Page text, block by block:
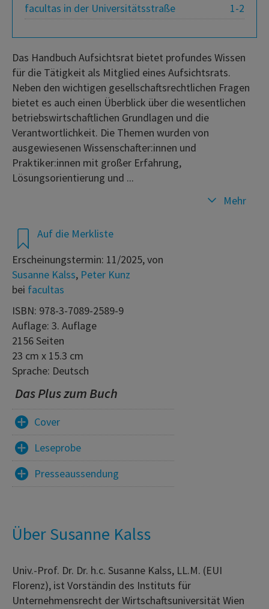
1-2
facultas in der Universitätsstraße
Auf die Merkliste
Erscheinungstermin: 11/2025, von
Susanne Kalss, Peter Kunz
bei facultas
ISBN: 978-3-7089-2589-9
Auflage: 3. Auflage
2156 Seiten
23 cm x 15.3 cm
Sprache: Deutsch
Das Plus zum Buch
Cover
Leseprobe
Presseaussendung
Das Handbuch Aufsichtsrat bietet profundes Wissen
für die Tätigkeit als Mitglied eines Aufsichtsrats.
Neben den wichtigen gesellschaftsrechtlichen Fragen
bietet es auch einen Überblick über die wesentlichen
betriebswirtschaftlichen Grundlagen und die
Verantwortlichkeit. Die Themen wurden von
ausgewiesenen Wissenschafter:innen und
Praktiker:innen mit großer Erfahrung,
Lösungsorientierung und ...
Mehr
Über Susanne Kalss
Univ.-Prof. Dr. Dr. h.c. Susanne Kalss, LL.M. (EUI
Florenz), ist Vorständin des Instituts für
Unternehmensrecht der Wirtschaftsuniversität Wien